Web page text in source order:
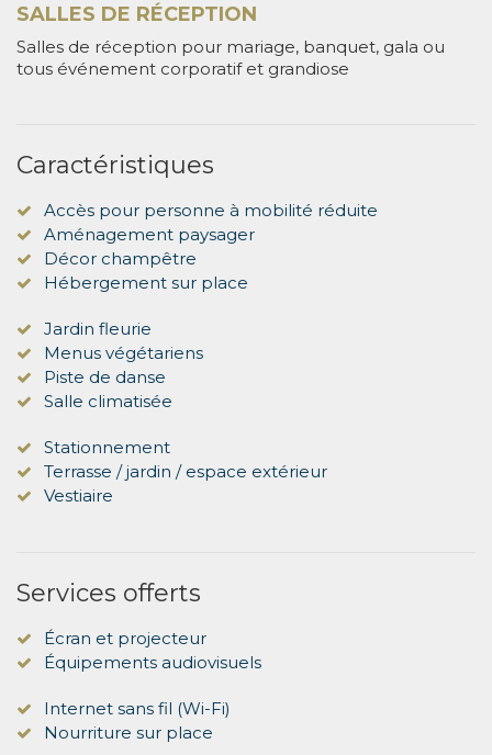
SALLES DE RÉCEPTION
Salles de réception pour mariage, banquet, gala ou
tous événement corporatif et grandiose
Caractéristiques
Accès pour personne à mobilité réduite
Aménagement paysager
Décor champêtre
Hébergement sur place
Jardin fleurie
Menus végétariens
Piste de danse
Salle climatisée
Stationnement
Terrasse / jardin / espace extérieur
Vestiaire
Services offerts
Écran et projecteur
Équipements audiovisuels
Internet sans fil (Wi-Fi)
Nourriture sur place